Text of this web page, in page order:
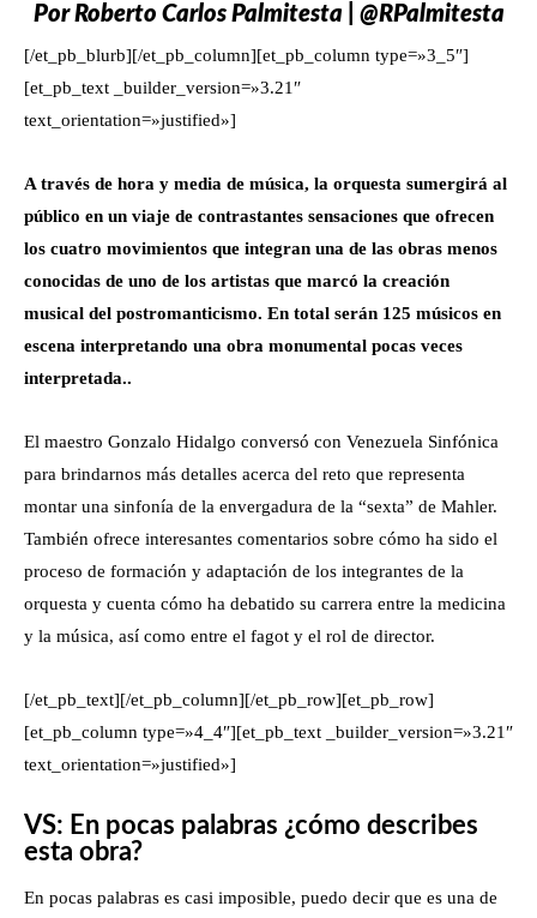
Por Roberto Carlos Palmitesta | @RPalmitesta
[/et_pb_blurb][/et_pb_column][et_pb_column type=»3_5″]
[et_pb_text _builder_version=»3.21″
text_orientation=»justified»]
A través de hora y media de música, la orquesta sumergirá al
público en un viaje de contrastantes sensaciones que ofrecen
los cuatro movimientos que integran una de las obras menos
conocidas de uno de los artistas que marcó la creación
musical del postromanticismo. En total serán 125 músicos en
escena interpretando una obra monumental pocas veces
interpretada..
El maestro Gonzalo Hidalgo conversó con Venezuela Sinfónica
para brindarnos más detalles acerca del reto que representa
montar una sinfonía de la envergadura de la “sexta” de Mahler.
También ofrece interesantes comentarios sobre cómo ha sido el
proceso de formación y adaptación de los integrantes de la
orquesta y cuenta cómo ha debatido su carrera entre la medicina
y la música, así como entre el fagot y el rol de director.
[/et_pb_text][/et_pb_column][/et_pb_row][et_pb_row]
[et_pb_column type=»4_4″][et_pb_text _builder_version=»3.21″
text_orientation=»justified»]
VS: En pocas palabras ¿cómo describes
esta obra?
En pocas palabras es casi imposible, puedo decir que es una de